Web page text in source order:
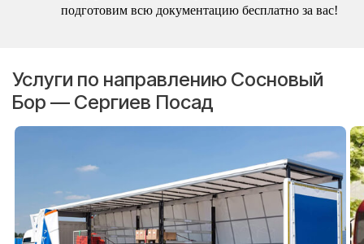
подготовим всю документацию бесплатно за вас!
Услуги по направлению Сосновый
Бор — Сергиев Посад